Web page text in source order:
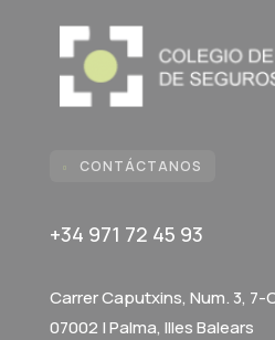
CONTÁCTANOS
+34 971 72 45 93
Carrer Caputxins, Num. 3, 7-
07002 | Palma, Illes Balears